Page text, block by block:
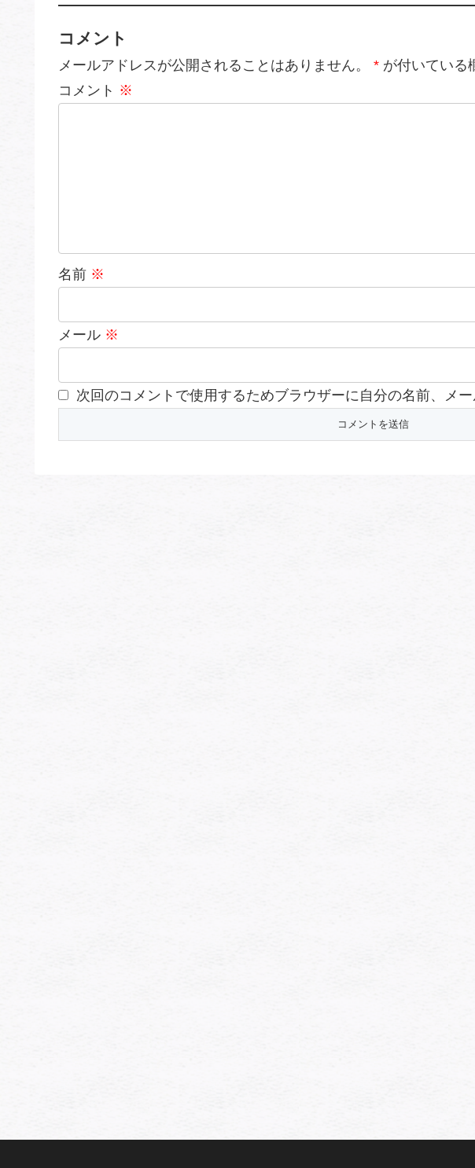
コメント
メールアドレスが公開されることはありません。 * が付いている
コメント ※
名前 ※
メール ※
次回のコメントで使用するためブラウザーに自分の名前、メ